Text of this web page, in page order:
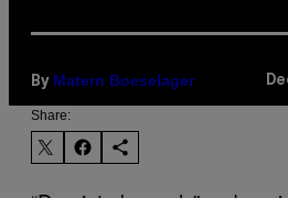
By Matern Boeselager
Share: